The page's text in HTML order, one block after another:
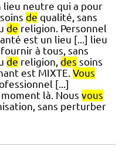
neutre qui a pour
soins de qualité, sans
de religion. Personnel
est un lieu [...] lieu
fournir à tous, sans
de religion, des soins
est MIXTE. Vous
[...]
là. Nous vous
sans perturber